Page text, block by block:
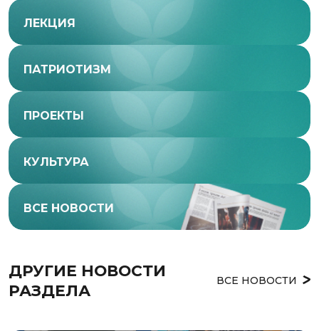
ЛЕКЦИЯ
ПАТРИОТИЗМ
ПРОЕКТЫ
КУЛЬТУРА
ВСЕ НОВОСТИ
ДРУГИЕ НОВОСТИ
РАЗДЕЛА
ВСЕ НОВОСТИ